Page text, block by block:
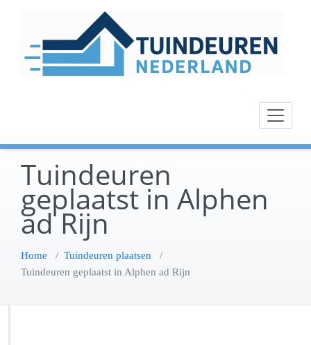
inhoud
Tuindeuren
geplaatst in Alphen
ad Rijn
Home / Tuindeuren plaatsen /
Tuindeuren geplaatst in Alphen ad Rijn